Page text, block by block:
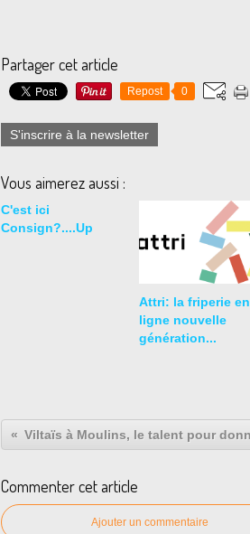
Partager cet article
Repost 0
S'inscrire à la newsletter
Vous aimerez aussi :
C'est ici
Consign?....Up
Attri: la friperie en
ligne nouvelle
génération...
Commenter cet article
Ajouter un commentaire